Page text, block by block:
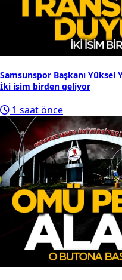
Samsunspor Başkanı Yüksel
İki isim birden geliyor
1 saat önce